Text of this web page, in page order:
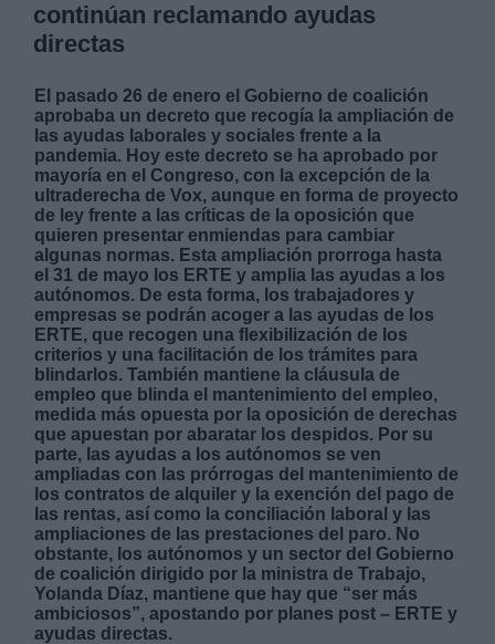
continúan reclamando ayudas
directas
El pasado 26 de enero el Gobierno de coalición
aprobaba un decreto que recogía la ampliación de
las ayudas laborales y sociales frente a la
pandemia. Hoy este decreto se ha aprobado por
mayoría en el Congreso, con la excepción de la
ultraderecha de Vox, aunque en forma de proyecto
de ley frente a las críticas de la oposición que
quieren presentar enmiendas para cambiar
algunas normas. Esta ampliación prorroga hasta
el 31 de mayo los ERTE y amplia las ayudas a los
autónomos. De esta forma, los trabajadores y
empresas se podrán acoger a las ayudas de los
ERTE, que recogen una flexibilización de los
criterios y una facilitación de los trámites para
blindarlos. También mantiene la cláusula de
empleo que blinda el mantenimiento del empleo,
medida más opuesta por la oposición de derechas
que apuestan por abaratar los despidos. Por su
parte, las ayudas a los autónomos se ven
ampliadas con las prórrogas del mantenimiento de
los contratos de alquiler y la exención del pago de
las rentas, así como la conciliación laboral y las
ampliaciones de las prestaciones del paro. No
obstante, los autónomos y un sector del Gobierno
de coalición dirigido por la ministra de Trabajo,
Yolanda Díaz, mantiene que hay que “ser más
ambiciosos”, apostando por planes post – ERTE y
ayudas directas.